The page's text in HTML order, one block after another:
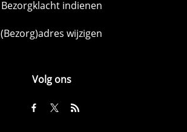
Bezorgklacht indienen
(Bezorg)adres wijzigen
Volg ons